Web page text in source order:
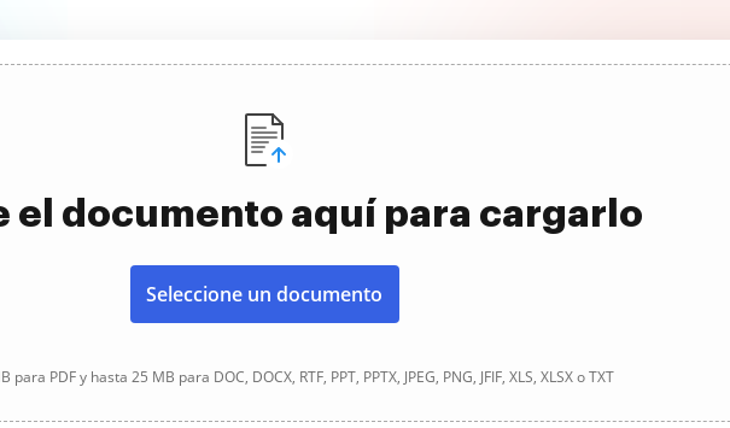
el documento aquí para cargarlo
Seleccione un documento
para PDF y hasta 25 MB para DOC, DOCX, RTF, PPT, PPTX, JPEG, PNG, JFIF, XLS, XLSX o TXT